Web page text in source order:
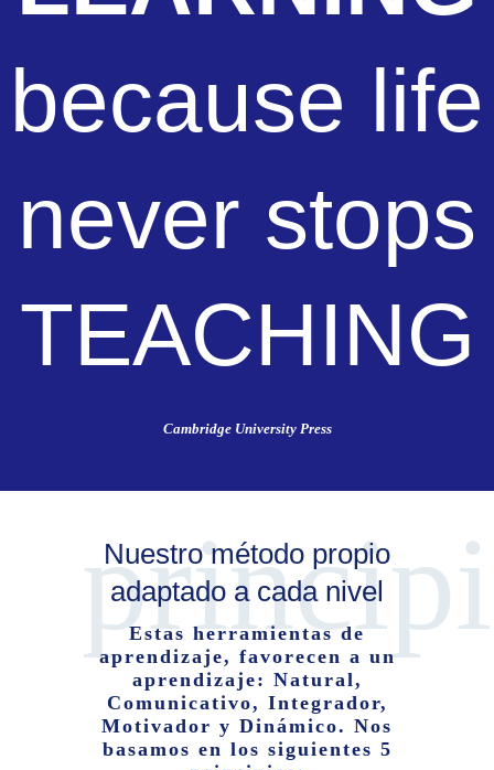
because life
never stops
TEACHING
Cambridge University Press
Nuestro método propio
adaptado a cada nivel
Estas herramientas de
aprendizaje, favorecen a un
aprendizaje: Natural,
Comunicativo, Integrador,
Motivador y Dinámico. Nos
basamos en los siguientes 5